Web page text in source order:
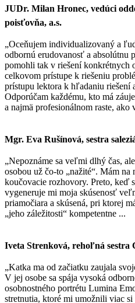
JUDr. Milan Hronec, vedúci
poisťovňa, a.s.
„Oceňujem individualizovaný a
odbornú erudovanosť a absolútnu
pomohli tak v riešení konkrétnych
celkovom prístupe k riešeniu
prístupu lektora k hľadaniu riešení
Odporúčam každému, kto má
a najmä profesionálnom raste,
Mgr. Eva Rušínová, sestra
„Nepoznáme sa veľmi dlhý čas,
osobou už čo-to „nažité“. Mám na
koučovacie rozhovory. Preto, keď
vygeneruje mi moja skúsenosť
priamočiara a skúsená, pri ktorej
„jeho záležitosti“ kompetentne ...
Iveta Strenková, rehoľná sestra
„Katka ma od začiatku zaujala
V jej osobe sa spája vysoká
osobnostného portrétu Lumina
stretnutia, ktoré mi umožnili viac